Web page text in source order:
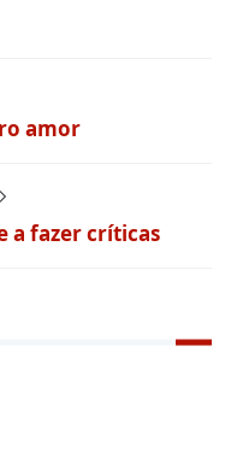
amor
a fazer críticas